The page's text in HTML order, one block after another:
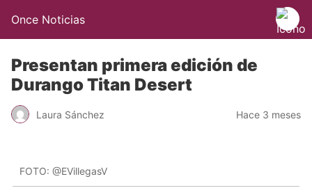
Once Noticias
Presentan primera edición de
Durango Titan Desert
Laura Sánchez Hace 3 meses
FOTO: @EVillegasV